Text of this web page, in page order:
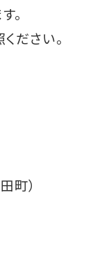
。
ださい。
町）